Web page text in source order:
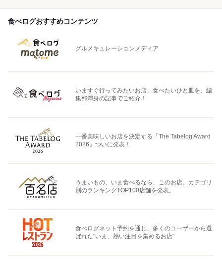
食べログおすすめコンテンツ
グルメキュレーションメディア
いますぐ行ってみたいお店、食べたいひと皿を、編
集部渾身の記事でご紹介！
一番美味しいお店を決定する「The Tabelog Award
2026」ついに発表！
うまいもの、いま食べるなら、このお店。カテゴリ
別のランキングTOP100店舗を発表。
食べログネット予約を通じ、多くのユーザーから選
ばれた"いま、熱い注目を集めるお店"